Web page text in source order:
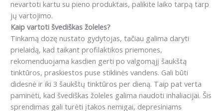
nevartoti kartu su pieno produktais, palikite laiko tarpą tarp
jų vartojimo.
Kaip vartoti švediškas žoleles?
Tinkamą dozę nustato gydytojas, tačiau galima daryti
prielaidą, kad taikant profilaktikos priemones,
rekomenduojama kasdien gerti po valgomąjį šaukštą
tinktūros, praskiestos puse stiklinės vandens. Gali būti
didesnė ir iki 3 šaukštų tinktūros per dieną. Taip pat verta
paminėti, kad švediškas žoleles galima naudoti inhaliacijai. Šis
sprendimas gali turėti įtakos nemigai, depresiniams